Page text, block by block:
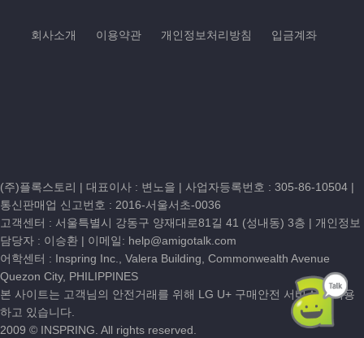
회사소개 이용약관 개인정보처리방침 입금계좌
(주)플록스토리 | 대표이사 : 변노을 | 사업자등록번호 : 305-86-10504 |
통신판매업 신고번호 : 2016-서울서초-0036
고객센터 : 서울특별시 강동구 양재대로81길 41 (성내동) 3층 | 개인정보
담당자 : 이승환 | 이메일: help@amigotalk.com
어학센터 : Inspring Inc., Valera Building, Commonwealth Avenue
Quezon City, PHILIPPINES
본 사이트는 고객님의 안전거래를 위해 LG U+ 구매안전 서비스를 이용
하고 있습니다.
2009 © INSPRING. All rights reserved.